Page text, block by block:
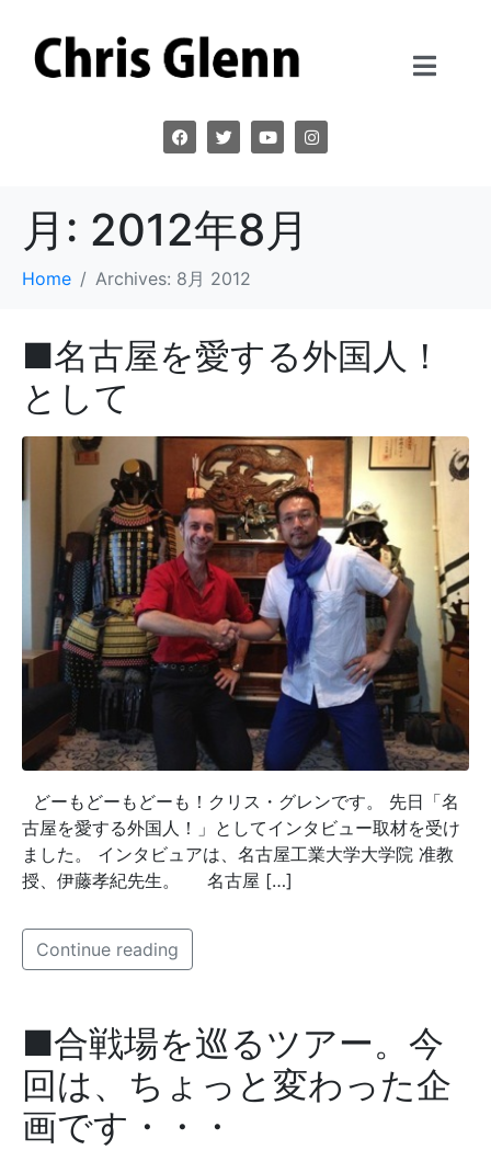
月: 2012年8月
Home Archives: 8月 2012
■名古屋を愛する外国人！
として
どーもどーもどーも！クリス・グレンです。 先日「名
古屋を愛する外国人！」としてインタビュー取材を受け
ました。 インタビュアは、名古屋工業大学大学院 准教
授、伊藤孝紀先生。 名古屋 […]
Continue reading
■合戦場を巡るツアー。今
回は、ちょっと変わった企
画です・・・